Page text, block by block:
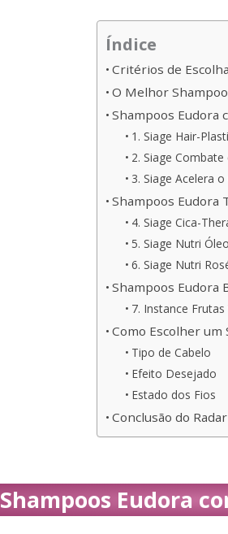
Índice
Critérios de Escolha
O Melhor
Shampoos Eudora
1. Siage Hair-
2. Siage Combate
3. Siage Acelera
Shampoos Eudora
4. Siage Cica-
5. Siage Nutri
6. Siage Nutri
Shampoos Eudora
7. Instance Frutas
Como Escolher um
Tipo de Cabelo
Efeito Desejado
Estado dos Fios
Conclusão do
Shampoos Eudora